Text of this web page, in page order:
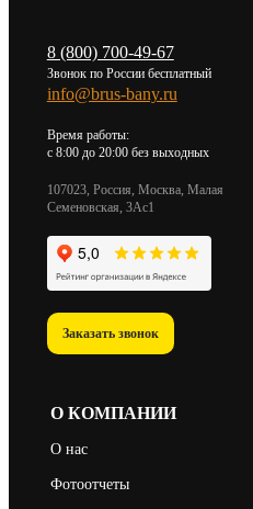
8 (800) 700-49-67
Звонок по России бесплатный
info@brus-bany.ru
Время работы:
c 8:00 до 20:00 без выходных
107023, Россия, Москва, Малая
Семеновская, 3Ас1
Заказать звонок
О КОМПАНИИ
О нас
Фотоотчеты